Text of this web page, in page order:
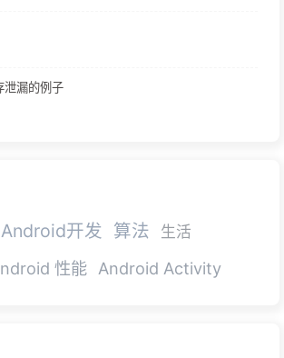
漏的例子
Android开发 算法 生活
性能 Android Activity